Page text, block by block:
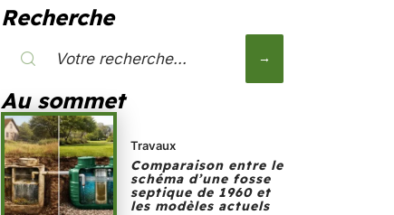
Recherche
Au sommet
Travaux
Comparaison entre le
schéma d’une fosse
septique de 1960 et
les modèles actuels